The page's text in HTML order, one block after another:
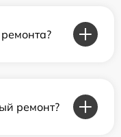
ремонт?